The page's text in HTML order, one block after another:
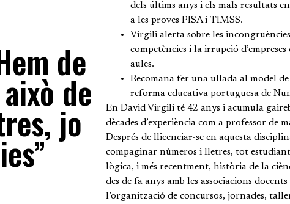
de
de
jo
dels últims anys i els mals resultats
a les proves PISA i TIMSS.
Virgili alerta sobre les
competències i la irrupció d’empreses
aules.
Recomana fer una ullada al model
reforma educativa portuguesa de
En David Virgili té 42 anys i acumula
dècades d’experiència com a professor de
Després de llicenciar-se en aquesta
compaginar números i lletres, tot
lògica, i més recentment, història de la
des de fa anys amb les associacions docents
l’organització de concursos, jornades,